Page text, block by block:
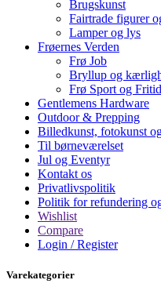
Brugskunst
Fairtrade figurer
Lamper og lys
Frøernes Verden
Frø Job
Bryllup og
Frø Sport og Fritid
Gentlemens Hardware
Outdoor & Prepping
Billedkunst, fotokunst
Til børneværelset
Jul og Eventyr
Kontakt os
Privatlivspolitik
Politik for refundering
Wishlist
Compare
Login / Register
Varekategorier